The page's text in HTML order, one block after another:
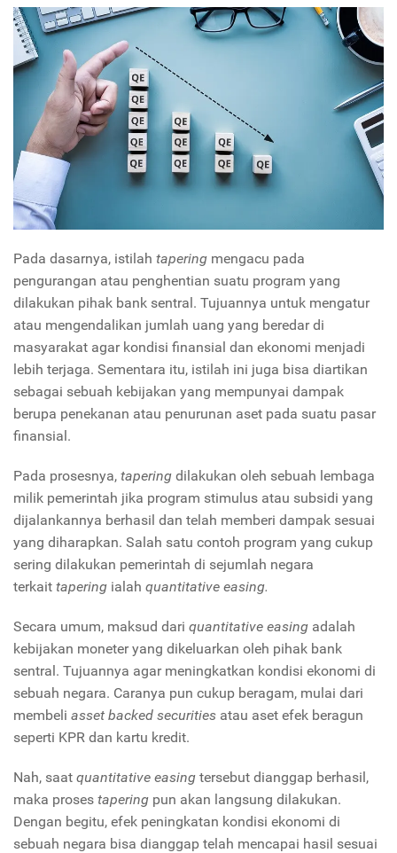
Pada dasarnya, istilah tapering mengacu pada
pengurangan atau penghentian suatu program yang
dilakukan pihak bank sentral. Tujuannya untuk mengatur
atau mengendalikan jumlah uang yang beredar di
masyarakat agar kondisi finansial dan ekonomi menjadi
lebih terjaga. Sementara itu, istilah ini juga bisa diartikan
sebagai sebuah kebijakan yang mempunyai dampak
berupa penekanan atau penurunan aset pada suatu pasar
finansial.
Pada prosesnya, tapering dilakukan oleh sebuah lembaga
milik pemerintah jika program stimulus atau subsidi yang
dijalankannya berhasil dan telah memberi dampak sesuai
yang diharapkan. Salah satu contoh program yang cukup
sering dilakukan pemerintah di sejumlah negara
terkait tapering ialah quantitative easing.
Secara umum, maksud dari quantitative easing adalah
kebijakan moneter yang dikeluarkan oleh pihak bank
sentral. Tujuannya agar meningkatkan kondisi ekonomi di
sebuah negara. Caranya pun cukup beragam, mulai dari
membeli asset backed securities atau aset efek beragun
seperti KPR dan kartu kredit.
Nah, saat quantitative easing tersebut dianggap berhasil,
maka proses tapering pun akan langsung dilakukan.
Dengan begitu, efek peningkatan kondisi ekonomi di
sebuah negara bisa dianggap telah mencapai hasil sesuai